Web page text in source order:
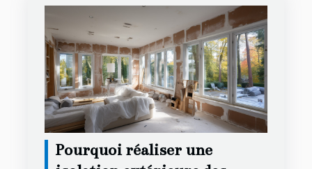
Pourquoi réaliser une